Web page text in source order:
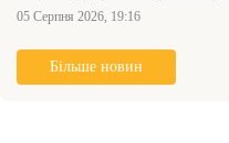
05 Серпня 2026, 19:16
Більше новин